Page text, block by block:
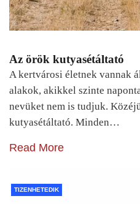
Az örök kutyasétáltató
A kertvárosi életnek vannak
alakok, akikkel szinte
nevüket nem is tudjuk.
kutyasétáltató. Minden…
Read More
TIZENHETEDIK